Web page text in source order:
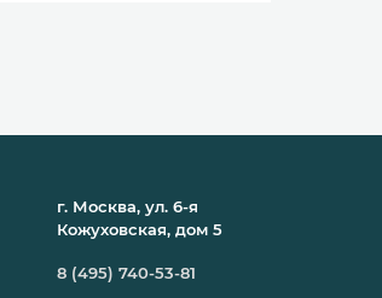
г. Москва, ул. 6-я
Кожуховская, дом 5
8 (495) 740-53-81